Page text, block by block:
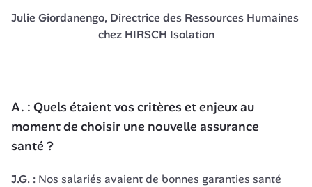
Julie Giordanengo, Directrice des Ressources Humaines
chez HIRSCH Isolation
A. : Quels étaient vos critères et enjeux au
moment de choisir une nouvelle assurance
santé ?
J.G. : Nos salariés avaient de bonnes garanties santé